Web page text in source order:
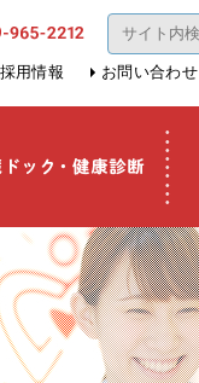
採用情報 お問い合わせ